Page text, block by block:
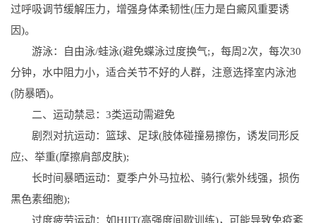
过呼吸调节缓解压力，增强身体柔韧性(压力是白癜风重要诱
因)。
游泳：自由泳/蛙泳(避免蝶泳过度换气;，每周2次，每次30
分钟，水中阻力小，适合关节不好的人群，注意选择室内泳池
(防暴晒)。
二、运动禁忌：3类运动需避免
剧烈对抗运动：篮球、足球(肢体碰撞易擦伤，诱发同形反
应;、举重(摩擦肩部皮肤);
长时间暴晒运动：夏季户外马拉松、骑行(紫外线强，损伤
黑色素细胞);
过度疲劳运动：如HIIT(高强度间歇训练)，可能导致免疫紊